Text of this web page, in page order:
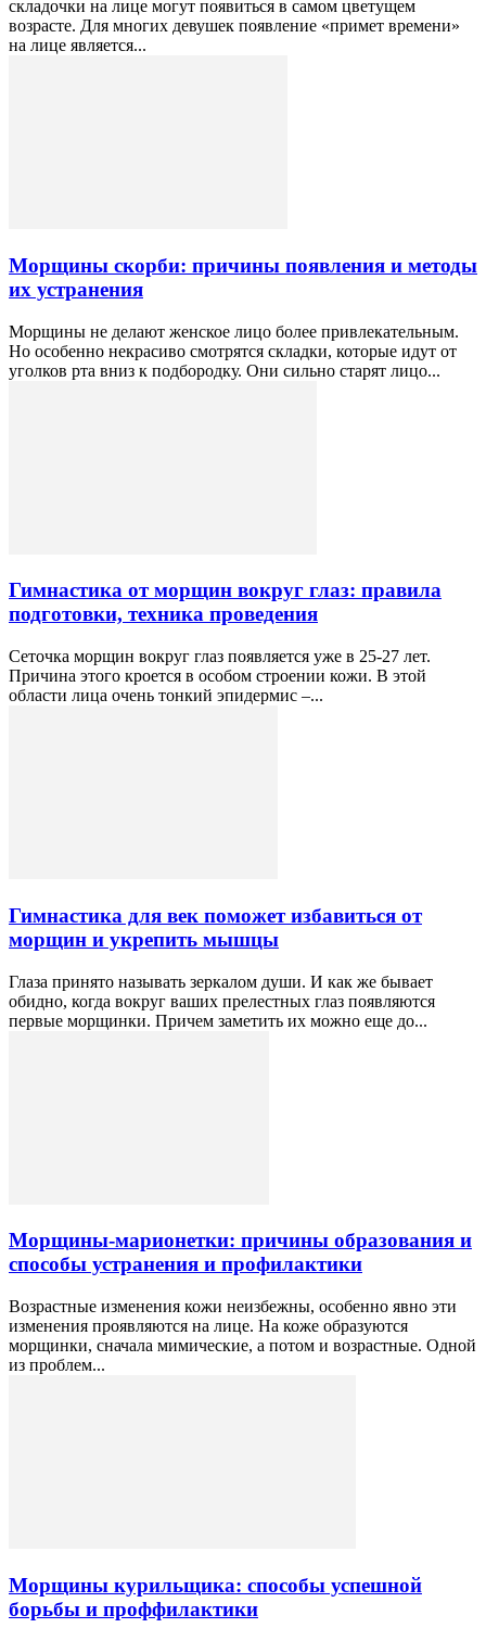
складочки на лице могут появиться в самом цветущем
возрасте. Для многих девушек появление «примет времени»
на лице является...
Морщины скорби: причины появления и методы
их устранения
Морщины не делают женское лицо более привлекательным.
Но особенно некрасиво смотрятся складки, которые идут от
уголков рта вниз к подбородку. Они сильно старят лицо...
Гимнастика от морщин вокруг глаз: правила
подготовки, техника проведения
Сеточка морщин вокруг глаз появляется уже в 25-27 лет.
Причина этого кроется в особом строении кожи. В этой
области лица очень тонкий эпидермис –...
Гимнастика для век поможет избавиться от
морщин и укрепить мышцы
Глаза принято называть зеркалом души. И как же бывает
обидно, когда вокруг ваших прелестных глаз появляются
первые морщинки. Причем заметить их можно еще до...
Морщины-марионетки: причины образования и
способы устранения и профилактики
Возрастные изменения кожи неизбежны, особенно явно эти
изменения проявляются на лице. На коже образуются
морщинки, сначала мимические, а потом и возрастные. Одной
из проблем...
Морщины курильщика: способы успешной
борьбы и проффилактики